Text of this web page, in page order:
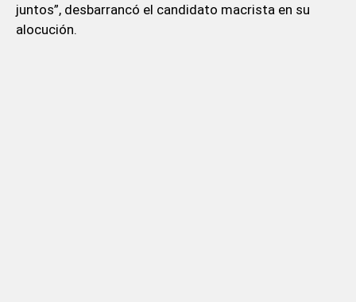
juntos”, desbarrancó el candidato macrista en su
alocución.